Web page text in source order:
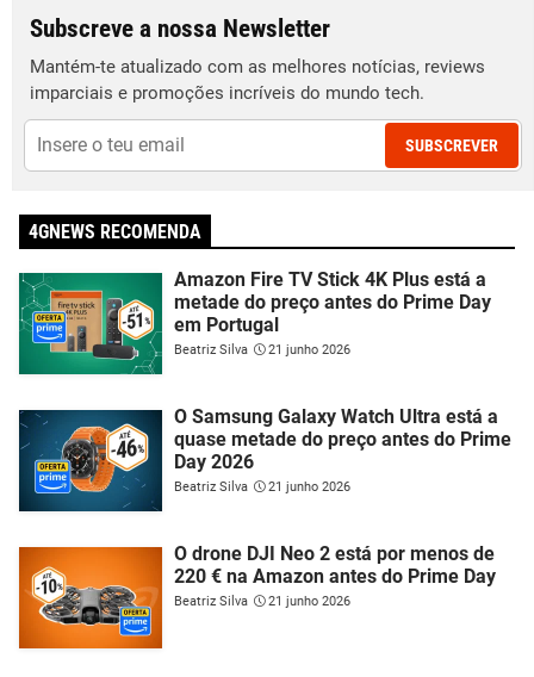
Subscreve a nossa Newsletter
Mantém-te atualizado com as melhores notícias, reviews
imparciais e promoções incríveis do mundo tech.
SUBSCREVER
4GNEWS RECOMENDA
Amazon Fire TV Stick 4K Plus está a
metade do preço antes do Prime Day
em Portugal
Beatriz Silva 21 junho 2026
O Samsung Galaxy Watch Ultra está a
quase metade do preço antes do Prime
Day 2026
Beatriz Silva 21 junho 2026
O drone DJI Neo 2 está por menos de
220 € na Amazon antes do Prime Day
Beatriz Silva 21 junho 2026